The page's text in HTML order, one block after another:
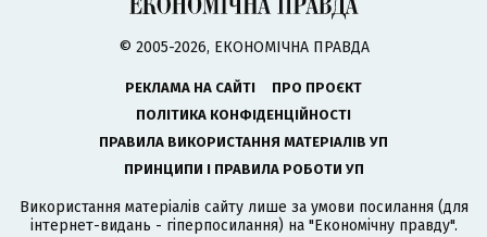
© 2005-2026, ЕКОНОМІЧНА ПРАВДА
РЕКЛАМА НА САЙТІ
ПРО ПРОЄКТ
ПОЛІТИКА КОНФІДЕНЦІЙНОСТІ
ПРАВИЛА ВИКОРИСТАННЯ МАТЕРІАЛІВ УП
ПРИНЦИПИ І ПРАВИЛА РОБОТИ УП
Використання матеріалів сайту лише за умови посилання (для
інтернет-видань - гіперпосилання) на "Економічну правду".